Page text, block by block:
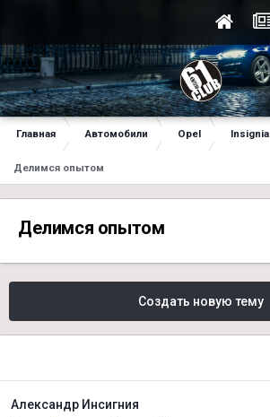
Главная Автомобили Opel Insignia
Делимся опытом
Делимся опытом
Создать новую тему
Александр Инсигния